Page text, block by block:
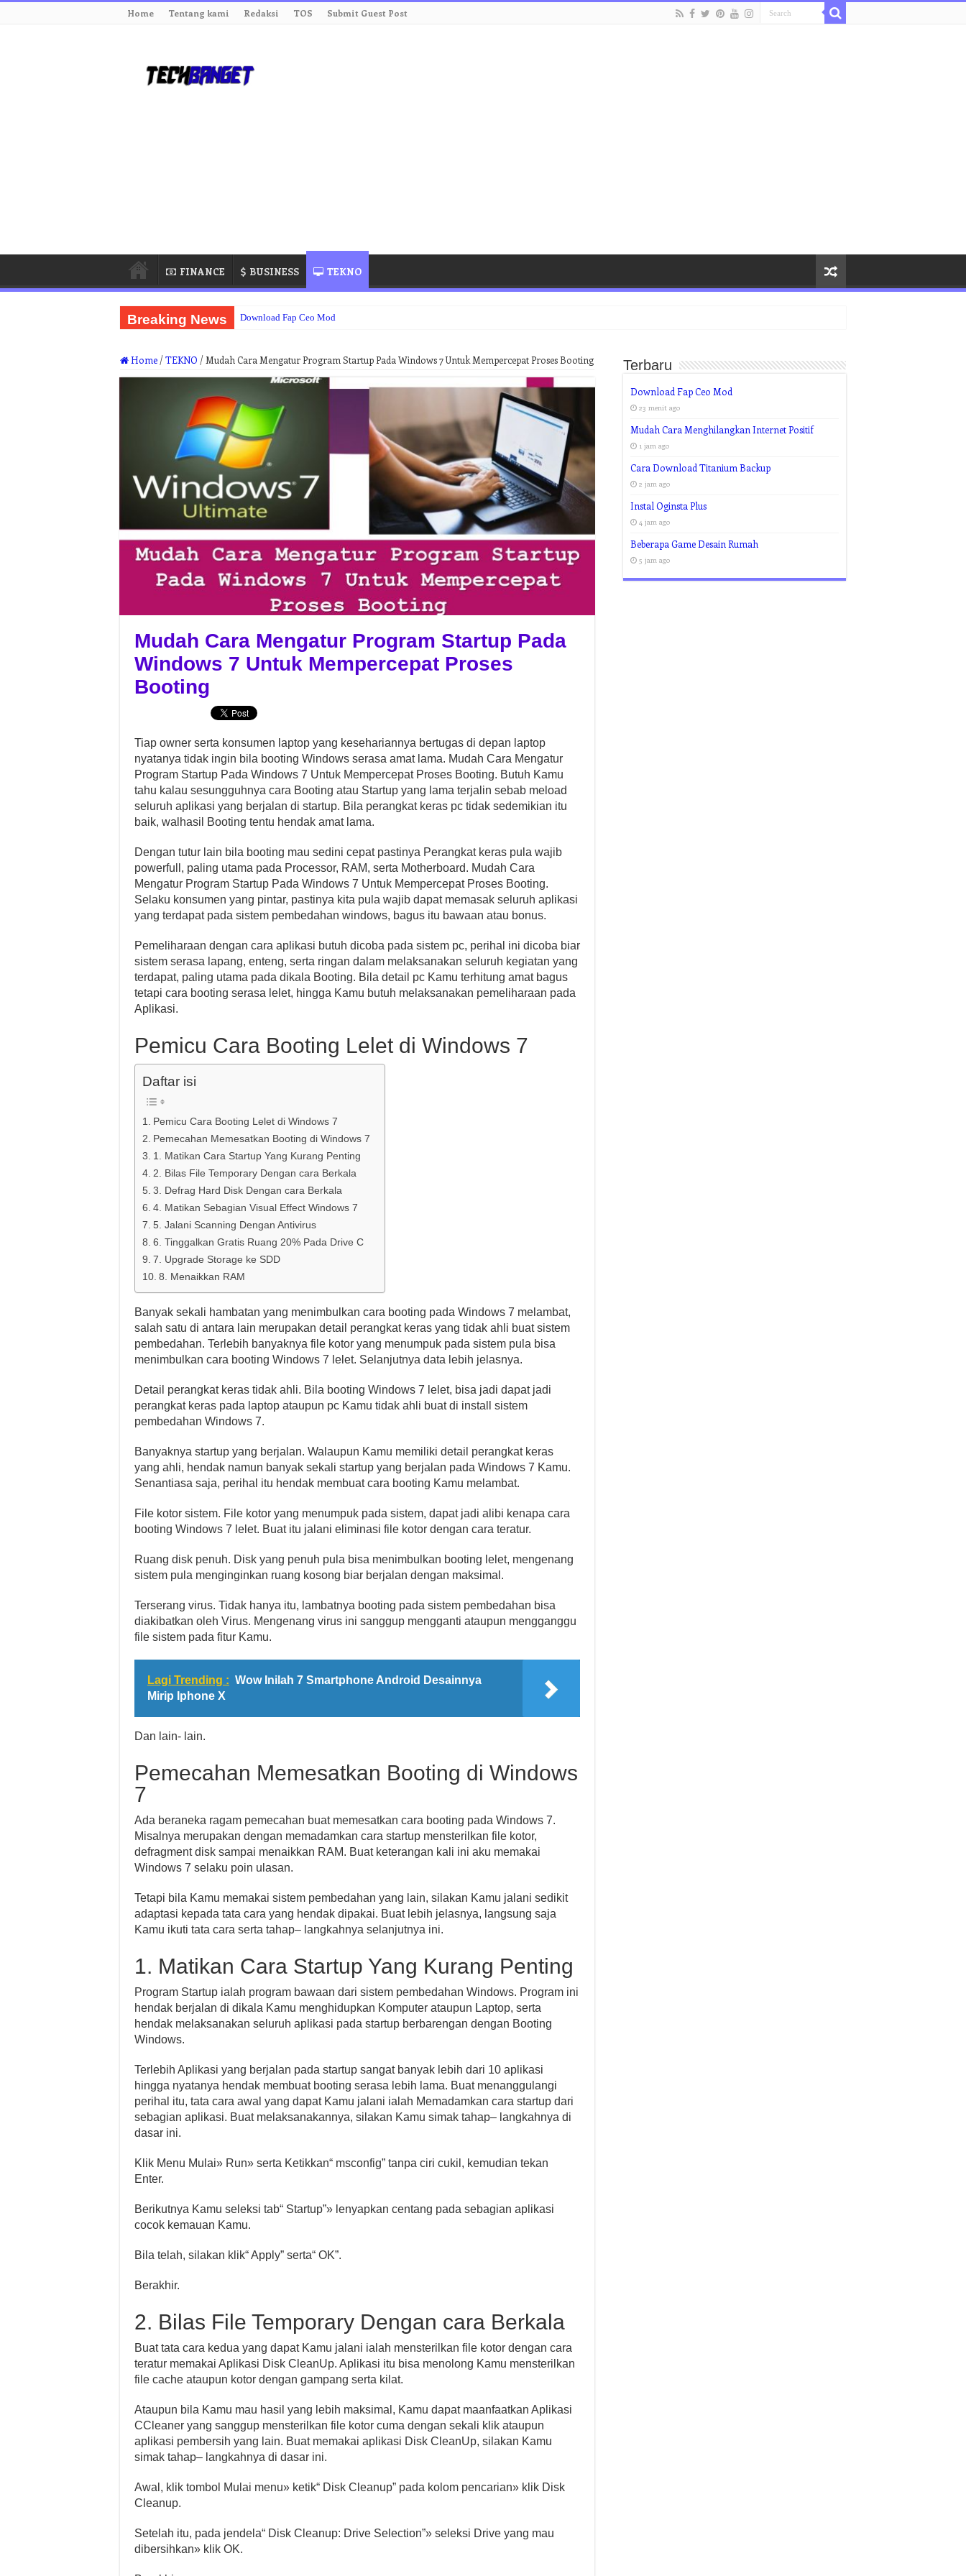
Home Tentang kami Redaksi TOS Submit Guest Post
FINANCE BUSINESS TEKNO
Breaking News Download Fap Ceo Mod
Home /TEKNO / Mudah Cara Mengatur Program Startup Pada Windows 7 Untuk Mempercepat Proses Booting
Mudah Cara Mengatur Program Startup Pada
Windows 7 Untuk Mempercepat Proses
Booting
Tiap owner serta konsumen laptop yang kesehariannya bertugas di depan laptop
nyatanya tidak ingin bila booting Windows serasa amat lama. Mudah Cara Mengatur
Program Startup Pada Windows 7 Untuk Mempercepat Proses Booting. Butuh Kamu
tahu kalau sesungguhnya cara Booting atau Startup yang lama terjalin sebab meload
seluruh aplikasi yang berjalan di startup. Bila perangkat keras pc tidak sedemikian itu
baik, walhasil Booting tentu hendak amat lama.
Dengan tutur lain bila booting mau sedini cepat pastinya Perangkat keras pula wajib
powerfull, paling utama pada Processor, RAM, serta Motherboard. Mudah Cara
Mengatur Program Startup Pada Windows 7 Untuk Mempercepat Proses Booting.
Selaku konsumen yang pintar, pastinya kita pula wajib dapat memasak seluruh aplikasi
yang terdapat pada sistem pembedahan windows, bagus itu bawaan atau bonus.
Pemeliharaan dengan cara aplikasi butuh dicoba pada sistem pc, perihal ini dicoba biar
sistem serasa lapang, enteng, serta ringan dalam melaksanakan seluruh kegiatan yang
terdapat, paling utama pada dikala Booting. Bila detail pc Kamu terhitung amat bagus
tetapi cara booting serasa lelet, hingga Kamu butuh melaksanakan pemeliharaan pada
Aplikasi.
Pemicu Cara Booting Lelet di Windows 7
Daftar isi
Pemicu Cara Booting Lelet di Windows 7
Pemecahan Memesatkan Booting di Windows 7
1. Matikan Cara Startup Yang Kurang Penting
2. Bilas File Temporary Dengan cara Berkala
3. Defrag Hard Disk Dengan cara Berkala
4. Matikan Sebagian Visual Effect Windows 7
5. Jalani Scanning Dengan Antivirus
6. Tinggalkan Gratis Ruang 20% Pada Drive C
7. Upgrade Storage ke SDD
8. Menaikkan RAM
Banyak sekali hambatan yang menimbulkan cara booting pada Windows 7 melambat,
salah satu di antara lain merupakan detail perangkat keras yang tidak ahli buat sistem
pembedahan. Terlebih banyaknya file kotor yang menumpuk pada sistem pula bisa
menimbulkan cara booting Windows 7 lelet. Selanjutnya data lebih jelasnya.
Detail perangkat keras tidak ahli. Bila booting Windows 7 lelet, bisa jadi dapat jadi
perangkat keras pada laptop ataupun pc Kamu tidak ahli buat di install sistem
pembedahan Windows 7.
Banyaknya startup yang berjalan. Walaupun Kamu memiliki detail perangkat keras
yang ahli, hendak namun banyak sekali startup yang berjalan pada Windows 7 Kamu.
Senantiasa saja, perihal itu hendak membuat cara booting Kamu melambat.
File kotor sistem. File kotor yang menumpuk pada sistem, dapat jadi alibi kenapa cara
booting Windows 7 lelet. Buat itu jalani eliminasi file kotor dengan cara teratur.
Ruang disk penuh. Disk yang penuh pula bisa menimbulkan booting lelet, mengenang
sistem pula menginginkan ruang kosong biar berjalan dengan maksimal.
Terserang virus. Tidak hanya itu, lambatnya booting pada sistem pembedahan bisa
diakibatkan oleh Virus. Mengenang virus ini sanggup mengganti ataupun mengganggu
file sistem pada fitur Kamu.
Lagi Trending : Wow Inilah 7 Smartphone Android Desainnya
Mirip Iphone X
Dan lain- lain.
Pemecahan Memesatkan Booting di Windows
7
Ada beraneka ragam pemecahan buat memesatkan cara booting pada Windows 7.
Misalnya merupakan dengan memadamkan cara startup mensterilkan file kotor,
defragment disk sampai menaikkan RAM. Buat keterangan kali ini aku memakai
Windows 7 selaku poin ulasan.
Tetapi bila Kamu memakai sistem pembedahan yang lain, silakan Kamu jalani sedikit
adaptasi kepada tata cara yang hendak dipakai. Buat lebih jelasnya, langsung saja
Kamu ikuti tata cara serta tahap– langkahnya selanjutnya ini.
1. Matikan Cara Startup Yang Kurang Penting
Program Startup ialah program bawaan dari sistem pembedahan Windows. Program ini
hendak berjalan di dikala Kamu menghidupkan Komputer ataupun Laptop, serta
hendak melaksanakan seluruh aplikasi pada startup berbarengan dengan Booting
Windows.
Terlebih Aplikasi yang berjalan pada startup sangat banyak lebih dari 10 aplikasi
hingga nyatanya hendak membuat booting serasa lebih lama. Buat menanggulangi
perihal itu, tata cara awal yang dapat Kamu jalani ialah Memadamkan cara startup dari
sebagian aplikasi. Buat melaksanakannya, silakan Kamu simak tahap– langkahnya di
dasar ini.
Klik Menu Mulai» Run» serta Ketikkan“ msconfig” tanpa ciri cukil, kemudian tekan
Enter.
Berikutnya Kamu seleksi tab“ Startup”» lenyapkan centang pada sebagian aplikasi
cocok kemauan Kamu.
Bila telah, silakan klik“ Apply” serta“ OK”.
Berakhir.
2. Bilas File Temporary Dengan cara Berkala
Buat tata cara kedua yang dapat Kamu jalani ialah mensterilkan file kotor dengan cara
teratur memakai Aplikasi Disk CleanUp. Aplikasi itu bisa menolong Kamu mensterilkan
file cache ataupun kotor dengan gampang serta kilat.
Ataupun bila Kamu mau hasil yang lebih maksimal, Kamu dapat maanfaatkan Aplikasi
CCleaner yang sanggup mensterilkan file kotor cuma dengan sekali klik ataupun
aplikasi pembersih yang lain. Buat memakai aplikasi Disk CleanUp, silakan Kamu
simak tahap– langkahnya di dasar ini.
Awal, klik tombol Mulai menu» ketik“ Disk Cleanup” pada kolom pencarian» klik Disk
Cleanup.
Setelah itu, pada jendela“ Disk Cleanup: Drive Selection”» seleksi Drive yang mau
dibersihkan» klik OK.
Terbaru
Download Fap Ceo Mod
23 menit ago
Mudah Cara Menghilangkan Internet Positif
1 jam ago
Cara Download Titanium Backup
2 jam ago
Instal Oginsta Plus
4 jam ago
Beberapa Game Desain Rumah
5 jam ago